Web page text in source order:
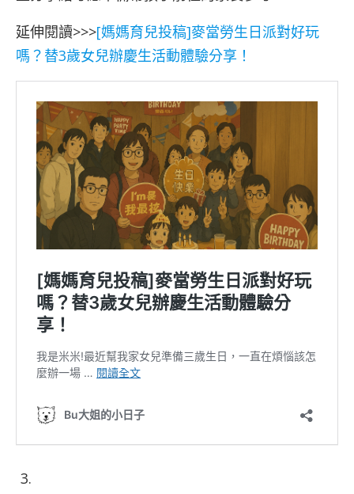
延伸閱讀>>>[媽媽育兒投稿]麥當勞生日派對好玩
嗎？替3歲女兒辦慶生活動體驗分享！